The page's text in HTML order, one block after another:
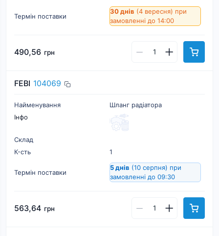
Термін поставки
30 днів (4 вересня) при
замовленні до 14:00
490,56 грн
FEBI 104069
Найменування
Шланг радіатора
Інфо
Склад
К-cть
1
Термін поставки
5 днів (10 серпня) при
замовленні до 09:30
563,64 грн